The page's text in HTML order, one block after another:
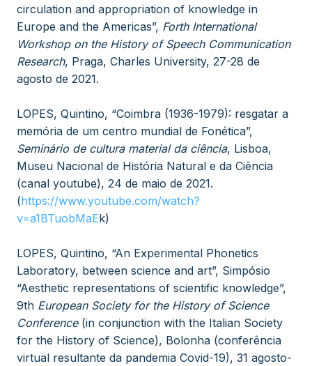
circulation and appropriation of knowledge in
Europe and the Americas”, Forth International
Workshop on the History of Speech Communication
Research, Praga, Charles University, 27-28 de
agosto de 2021.
LOPES, Quintino, “Coimbra (1936-1979): resgatar a
memória de um centro mundial de Fonética”,
Seminário de cultura material da ciência, Lisboa,
Museu Nacional de História Natural e da Ciência
(canal youtube), 24 de maio de 2021.
(https://www.youtube.com/watch?
v=a1BTuobMaEk)
LOPES, Quintino, “An Experimental Phonetics
Laboratory, between science and art”, Simpósio
“Aesthetic representations of scientific knowledge”,
9th European Society for the History of Science
Conference(in conjunction with the Italian Society
for the History of Science), Bolonha (conferência
virtual resultante da pandemia Covid-19), 31 agosto-